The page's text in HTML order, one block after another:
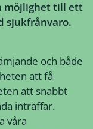
möjlighet till ett
sjukfrånvaro.
och både
att få
att snabbt
inträffar.
våra